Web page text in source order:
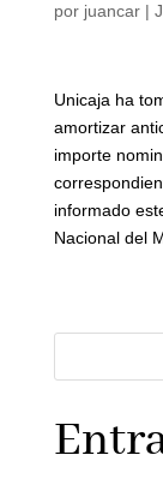
por juancar|
Unicaja ha
amortizar
importe
informado
Nacional del